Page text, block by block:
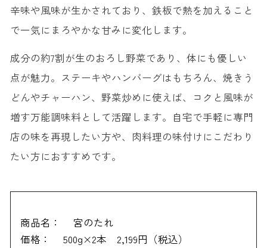
辛味や風味が生かされており、鉄板で熱を加えること
で一気にまろやかな甘みに変化します。
成分の約7割が生のおろし野菜であり、体にも優しい
点が魅力。ステーキやハンバーグはもちろん、焼きう
どんやチャーハン、野菜炒めに使えば、コクと風味が
増す万能調味料として活躍します。自宅で手軽に専門
店の味を再現したい方や、肉料理の味付けにこだわり
たい方におすすめです。
商品名：
宮のたれ
価格：
500g×2本 2,199円（税込）